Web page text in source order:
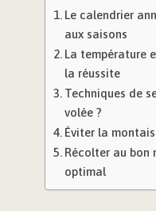
Le calendrier
aux saisons
La température
la réussite
Techniques de
volée ?
Éviter la
Récolter au bon
optimal